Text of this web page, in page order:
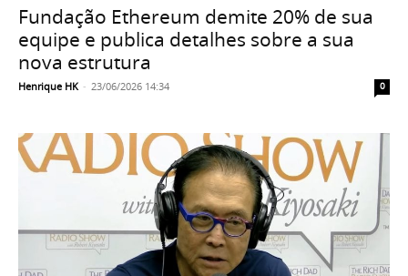
Fundação Ethereum demite 20% de sua
equipe e publica detalhes sobre a sua
nova estrutura
Henrique HK - 23/06/2026 14:34 0